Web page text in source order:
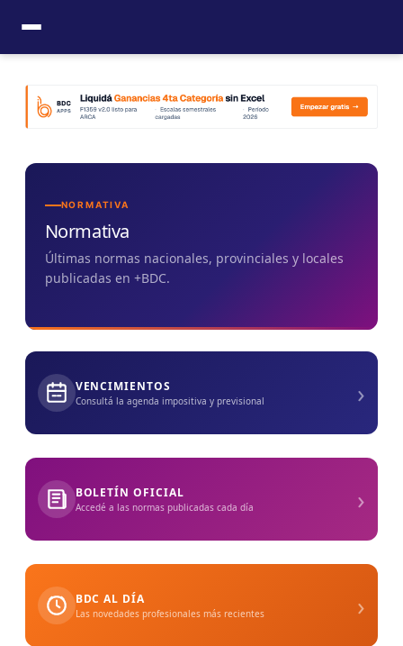
contenido
NORMATIVA
Normativa
Últimas normas nacionales, provinciales y locales
publicadas en +BDC.
VENCIMIENTOS
Consultá la agenda impositiva y previsional ›
BOLETÍN OFICIAL
Accedé a las normas publicadas cada día ›
BDC AL DÍA
Las novedades profesionales más recientes ›